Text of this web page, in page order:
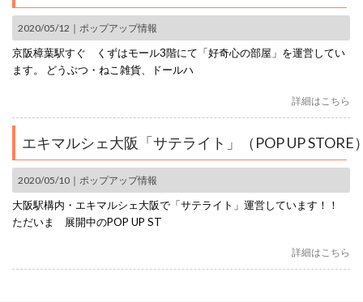
2020/05/12｜ ポップアップ情報
京阪樟葉駅すぐ くずはモール3階にて「好奇心の部屋」を運営してい
ます。 どうぶつ・ねこ雑貨、ドールハ
詳細はこちら
エキマルシェ大阪「サテライト」（POP UP STORE
2020/05/10｜ ポップアップ情報
大阪駅構内・エキマルシェ大阪で「サテライト」運営しています！！
ただいま 展開中のPOP UP ST
詳細はこちら